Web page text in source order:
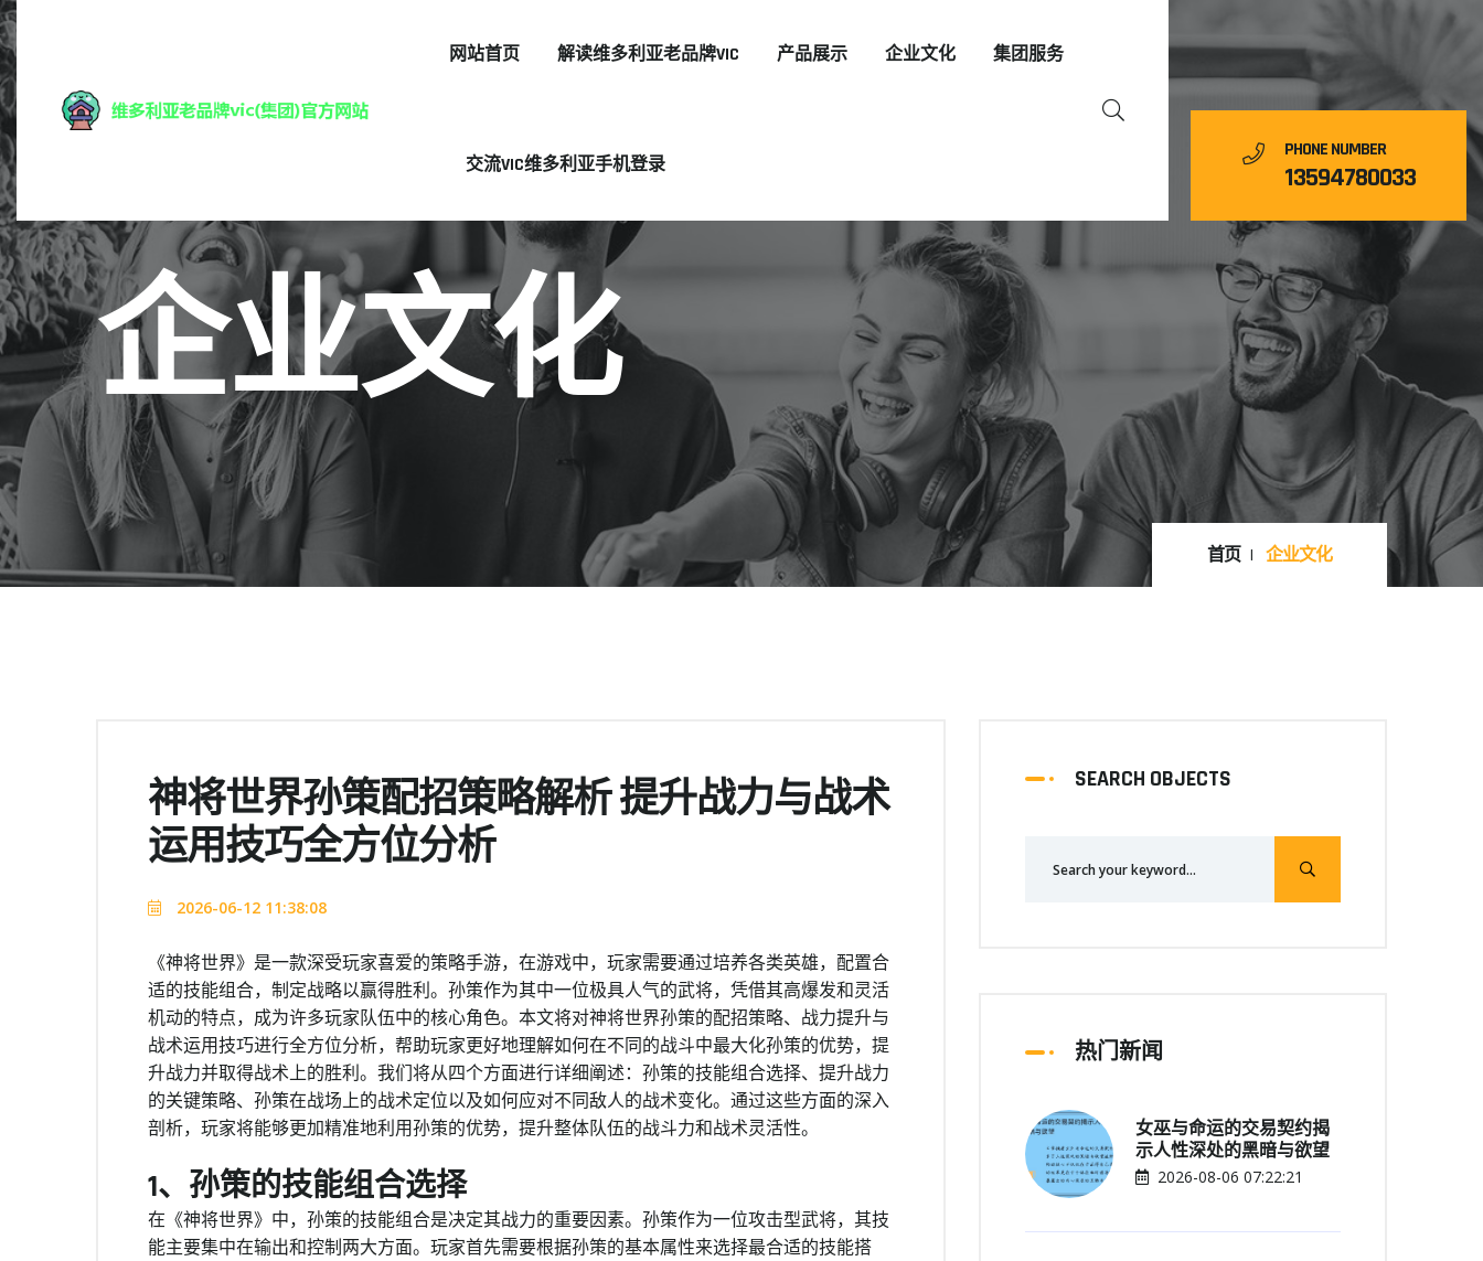
网站首页 解读维多利亚老品牌VIC 产品展示 企业文化 集团服务
交流VIC维多利亚手机登录
PHONE NUMBER
13594780033
企业文化
首页 企业文化
神将世界孙策配招策略解析 提升战力与战术
运用技巧全方位分析
2026-06-12 11:38:08
《神将世界》是一款深受玩家喜爱的策略手游，在游戏中，玩家需要通过培养各类英雄，配置合
适的技能组合，制定战略以赢得胜利。孙策作为其中一位极具人气的武将，凭借其高爆发和灵活
机动的特点，成为许多玩家队伍中的核心角色。本文将对神将世界孙策的配招策略、战力提升与
战术运用技巧进行全方位分析，帮助玩家更好地理解如何在不同的战斗中最大化孙策的优势，提
升战力并取得战术上的胜利。我们将从四个方面进行详细阐述：孙策的技能组合选择、提升战力
的关键策略、孙策在战场上的战术定位以及如何应对不同敌人的战术变化。通过这些方面的深入
剖析，玩家将能够更加精准地利用孙策的优势，提升整体队伍的战斗力和战术灵活性。
1、孙策的技能组合选择
在《神将世界》中，孙策的技能组合是决定其战力的重要因素。孙策作为一位攻击型武将，其技
能主要集中在输出和控制两大方面。玩家首先需要根据孙策的基本属性来选择最合适的技能搭
SEARCH OBJECTS
热门新闻
女巫与命运的交易契约揭
示人性深处的黑暗与欲望
2026-08-06 07:22:21